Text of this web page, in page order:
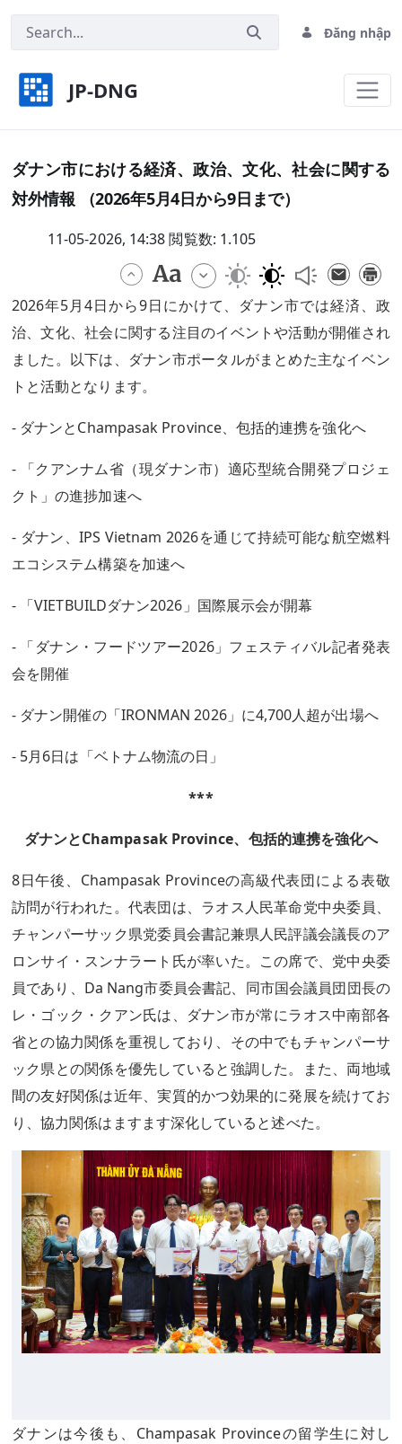
Đăng nhập
JP-DNG
ダナン市における経済、政治、文化、社会に関する
対外情報 （2026年5月4日から9日まで）
11-05-2026, 14:38 閲覧数: 1.105
2026年5月4日から9日にかけて、ダナン市では経済、政
治、文化、社会に関する注目のイベントや活動が開催され
ました。以下は、ダナン市ポータルがまとめた主なイベン
トと活動となります。
- ダナンとChampasak Province、包括的連携を強化へ
- 「クアンナム省（現ダナン市）適応型統合開発プロジェ
クト」の進捗加速へ
- ダナン、IPS Vietnam 2026を通じて持続可能な航空燃料
エコシステム構築を加速へ
- 「VIETBUILDダナン2026」国際展示会が開幕
- 「ダナン・フードツアー2026」フェスティバル記者発表
会を開催
- ダナン開催の「IRONMAN 2026」に4,700人超が出場へ
- 5月6日は「ベトナム物流の日」
***
ダナンとChampasak Province、包括的連携を強化へ
8日午後、Champasak Provinceの高級代表団による表敬
訪問が行われた。代表団は、ラオス人民革命党中央委員、
チャンパーサック県党委員会書記兼県人民評議会議長のア
ロンサイ・スンナラート氏が率いた。この席で、党中央委
員であり、Da Nang市委員会書記、同市国会議員団団長の
レ・ゴック・クアン氏は、ダナン市が常にラオス中南部各
省との協力関係を重視しており、その中でもチャンパーサ
ック県との関係を優先していると強調した。また、両地域
間の友好関係は近年、実質的かつ効果的に発展を続けてお
り、協力関係はますます深化していると述べた。
ダナンは今後も、Champasak Provinceの留学生に対し